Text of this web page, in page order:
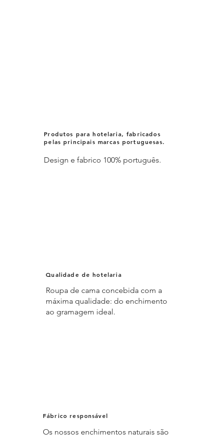
Produtos para hotelaria, fabricados
pelas principais marcas portuguesas.
Design e fabrico 100% português.
Qualidade de hotelaria
Roupa de cama concebida com a
máxima qualidade: do enchimento
ao gramagem ideal.
Fábrico responsável
Os nossos enchimentos naturais são